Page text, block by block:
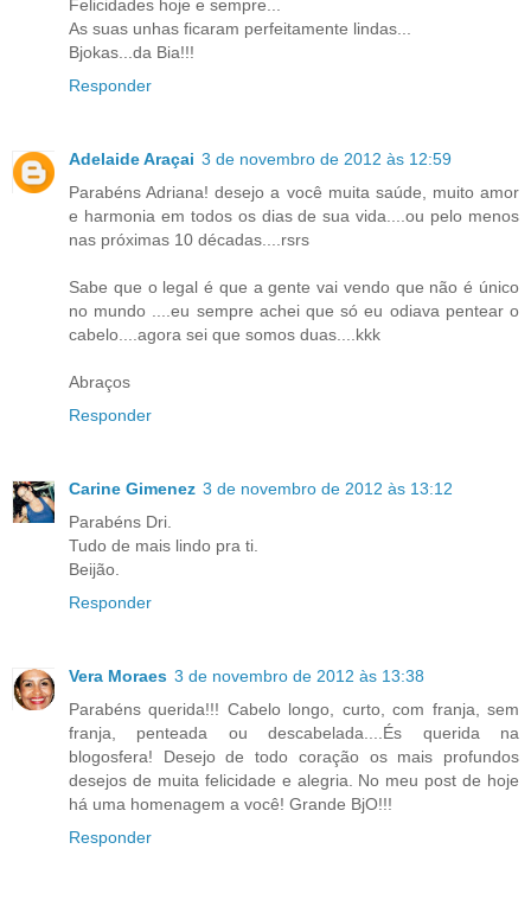
Felicidades hoje e sempre...
As suas unhas ficaram perfeitamente lindas...
Bjokas...da Bia!!!
Responder
Adelaide Araçai 3 de novembro de 2012 às 12:59
Parabéns Adriana! desejo a você muita saúde, muito amor
e harmonia em todos os dias de sua vida....ou pelo menos
nas próximas 10 décadas....rsrs
Sabe que o legal é que a gente vai vendo que não é único
no mundo ....eu sempre achei que só eu odiava pentear o
cabelo....agora sei que somos duas....kkk
Abraços
Responder
Carine Gimenez 3 de novembro de 2012 às 13:12
Parabéns Dri.
Tudo de mais lindo pra ti.
Beijão.
Responder
Vera Moraes 3 de novembro de 2012 às 13:38
Parabéns querida!!! Cabelo longo, curto, com franja, sem
franja, penteada ou descabelada....És querida na
blogosfera! Desejo de todo coração os mais profundos
desejos de muita felicidade e alegria. No meu post de hoje
há uma homenagem a você! Grande BjO!!!
Responder